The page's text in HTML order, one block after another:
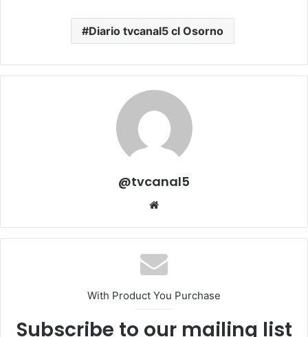
Diario tvcanal5 cl Osorno
@tvcanal5
With Product You Purchase
Subscribe to our mailing list